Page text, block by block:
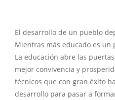
El desarrollo de un pueblo
Mientras más educado es un
La educación abre las
mejor convivencia y
técnicos que con gran éxito
desarrollo para pasar a